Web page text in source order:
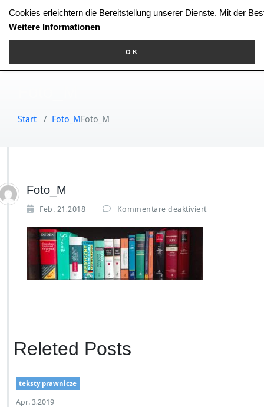
Cookies erleichtern die Bereitstellung unserer Dienste. Mit der
Weitere Informationen
OK
Zum
Inhalt
Start / Foto_MFoto_M
Foto_M
Feb. 21,2018 Kommentare deaktiviert
Releted Posts
teksty prawnicze
Apr. 3,2019